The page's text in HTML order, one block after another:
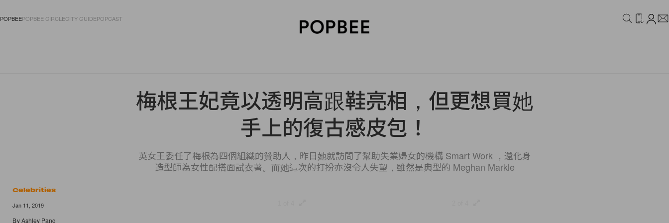
POPBEEPOPBEE CIRCLECITY GUIDEPOPCAST
梅根王妃竟以透明高跟鞋亮相，但更想買她
手上的復古感皮包！
英女王委任了梅根為四個組織的贊助人，昨日她就訪問了幫助失業婦女的機構 Smart Work ，還化身
造型師為女性配搭面試衣著。而她這次的打扮亦沒令人失望，雖然是典型的 Meghan Markle
Celebrities
Jan 11, 2019
ByAshley Pang